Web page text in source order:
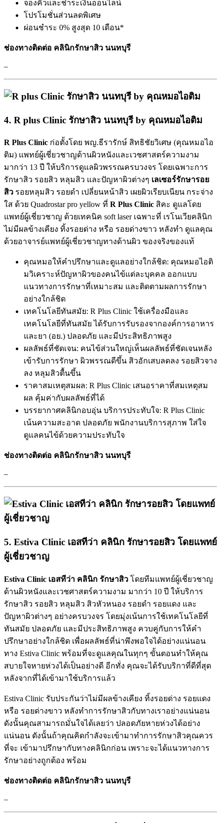
จองคิวและชำระเงินออนไลน์
โปรโมชั่นส่วนลดพิเศษ
ผ่อนชำระ 0% สูงสุด 10 เดือน*
ช่องทางติดต่อ คลินิกรักษาสิว นนทบุรี
–
4. R plus Clinic รักษาสิว นนทบุรี by คุณหมอไอติม
R Plus Clinic ก่อตั้งโดย พญ.ธีรารักษ์ สิทธิชัยวิเศษ (คุณหมอไอ
ติม) แพทย์ผู้เชี่ยวชาญด้านผิวหนังและเวชศาสตร์ความงาม
มากว่า 13 ปี ให้บริการดูแลผิวพรรณครบวงจร โดยเฉพาะการ
รักษาสิว รอยสิว หลุมสิว และปัญหาผิวต่างๆ เลเซอร์รักษารอย
สิว รอยหลุมสิว รอยดำ เปลี่ยนหน้าสิว เผยผิวเรียบเนียน กระจ่าง
ใส ด้วย Quadrostar pro yellow ที่ R Plus Clinic สิคะ ดูแลโดย
แพทย์ผู้เชี่ยวชาญ ด้วยเทคนิค soft laser เฉพาะที่ เรโนเวียคลินิก
ไม่มีผลข้างเคียง ทิ้งรอยด่าง หรือ รอยด่างขาว หลังทำ ดูแลคุณ
ด้วยอาจารย์แพทย์ผู้เชี่ยวชาญทางด้านผิว ของจริงของแท้
คุณหมอให้คำปรึกษาและดูแลอย่างใกล้ชิด: คุณหมอไอติ
มวิเคราะห์ปัญหาผิวของคนไข้แต่ละบุคคล ออกแบบ
แนวทางการรักษาที่เหมาะสม และติดตามผลการรักษา
อย่างใกล้ชิด
เทคโนโลยีทันสมัย: R Plus Clinic ใช้เครื่องมือและ
เทคโนโลยีที่ทันสมัย ได้รับการรับรองจากองค์การอาหาร
และยา (อย.) ปลอดภัย และมีประสิทธิภาพสูง
ผลลัพธ์ที่ชัดเจน: คนไข้ส่วนใหญ่เห็นผลลัพธ์ที่ชัดเจนหลัง
เข้ารับการรักษา ผิวพรรณดีขึ้น สิวอักเสบลดลง รอยสิวจาง
ลง หลุมสิวตื้นขึ้น
ราคาสมเหตุสมผล: R Plus Clinic เสนอราคาที่สมเหตุสม
ผล คุ้มค่ากับผลลัพธ์ที่ได้
บรรยากาศคลินิกอบอุ่น บริการประทับใจ: R Plus Clinic
เน้นความสะอาด ปลอดภัย พนักงานบริการสุภาพ ใส่ใจ
ดูแลคนไข้ด้วยความประทับใจ
ช่องทางติดต่อ คลินิกรักษาสิว นนทบุรี
–
5. Estiva Clinic เอสทีว่า คลินิก รักษารอยสิว โดยแพทย์
ผู้เชี่ยวชาญ
Estiva Clinic เอสทีว่า คลินิก รักษาสิว โดยทีมแพทย์ผู้เชี่ยวชาญ
ด้านผิวหนังและเวชศาสตร์ความงาม มากว่า 10 ปี ให้บริการ
รักษาสิว รอยสิว หลุมสิว สิวหัวหนอง รอยดำ รอยแดง และ
ปัญหาผิวต่างๆ อย่างครบวงจร โดยมุ่งเน้นการใช้เทคโนโลยีที่
ทันสมัย ปลอดภัย และมีประสิทธิภาพสูง ควบคู่กับการให้คำ
ปรึกษาอย่างใกล้ชิด เพื่อผลลัพธ์ที่น่าพึงพอใจได้อย่างแน่นอน
ทาง Estiva Clinic พร้อมที่จะดูแลคุณในทุกๆ ขั้นตอนทำให้คุณ
สบายใจหายห่วงได้เป็นอย่างดี อีกทั่ง คุณจะได้รับบริกาที่ดีที่สุด
หลังจากที่ได้เข้ามาใช้บริการแล้ว
Estiva Clinic รับประกันว่าไม่มีผลข้างเคียง ทิ้งรอยด่าง รอยแดง
หรือ รอยด่างขาว หลังทำการรักษาสิวกับทางเราอย่างแน่นอน
ดังนั้นคุณสามารถมั่นใจได้เลยว่า ปลอดภัยหายห่วงได้อย่าง
แน่นอน ดังนั้นถ้าคุณคิดกำลังจะเข้ามาทำการรักษาสิวคุณควร
ที่จะ เข้ามาปรึกษากับทางคลินิกก่อน เพราะจะได้แนวทางการ
รักษาอย่างถูกต้อง พร้อม
ช่องทางติดต่อ คลินิกรักษาสิว นนทบุรี
–